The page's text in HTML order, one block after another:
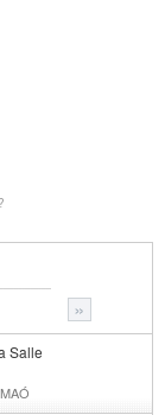
»
Salle